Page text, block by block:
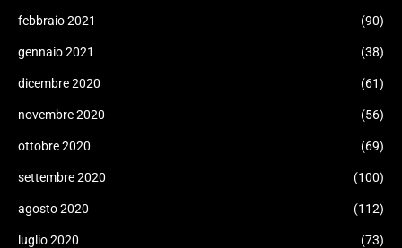
febbraio 2021 (90)
gennaio 2021 (38)
dicembre 2020 (61)
novembre 2020 (56)
ottobre 2020 (69)
settembre 2020 (100)
agosto 2020 (112)
luglio 2020 (73)